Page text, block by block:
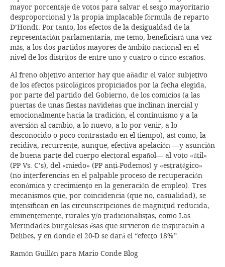
mayor porcentaje de votos para salvar el sesgo mayoritario
desproporcional y la propia implacable fórmula de reparto
D’Hondt. Por tanto, los efectos de la desigualdad de la
representación parlamentaria, me temo, beneficiará una vez
más, a los dos partidos mayores de ámbito nacional en el
nivel de los distritos de entre uno y cuatro o cinco escaños.
Al freno objetivo anterior hay que añadir el valor subjetivo
de los efectos psicológicos propiciados por la fecha elegida,
por parte del partido del Gobierno, de los comicios (a las
puertas de unas fiestas navideñas que inclinan inercial y
emocionalmente hacia la tradición, el continuismo y a la
aversión al cambio, a lo nuevo, a lo por venir, a lo
desconocido o poco contrastado en el tiempo), así como, la
recidiva, recurrente, aunque, efectiva apelación —y asunción
de buena parte del cuerpo electoral español— al voto «útil»
(PP Vs. C’s), del «miedo» (PP anti-Podemos) y «estratégico»
(no interferencias en el palpable proceso de recuperación
económica y crecimiento en la generación de empleo). Tres
mecanismos que, por coincidencia (que no, casualidad), se
intensifican en las circunscripciones de magnitud reducida,
eminentemente, rurales y/o tradicionalistas, como Las
Merindades burgalesas ésas que sirvieron de inspiración a
Delibes, y en donde el 20-D se dará el “efecto 18%”.
Ramón Guillén para Mario Conde Blog